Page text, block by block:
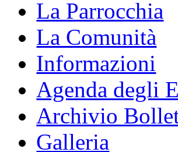
La Parrocchia
La Comunità
Informazioni
Agenda degli
Archivio
Galleria